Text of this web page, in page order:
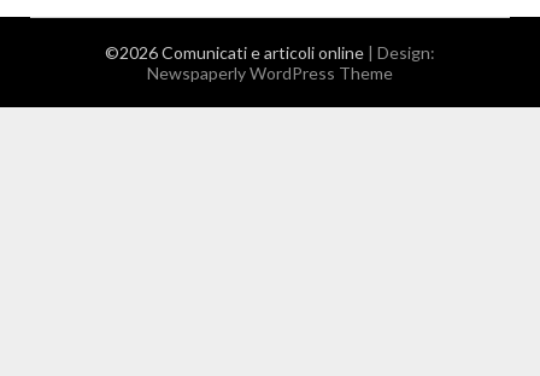
©2026 Comunicati e articoli online | Design:
Newspaperly WordPress Theme